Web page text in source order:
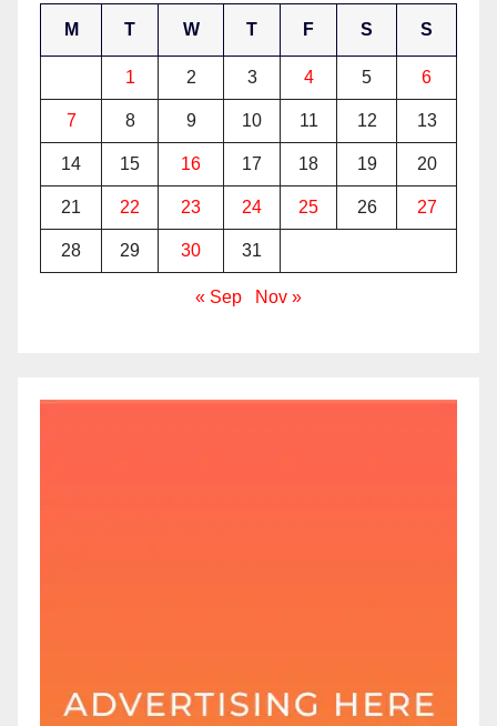
M T W T F S S
1 2 3 4 5 6
7 8 9 10 11 12 13
14 15 16 17 18 19 20
21 22 23 24 25 26 27
28 29 30 31
« Sep Nov »